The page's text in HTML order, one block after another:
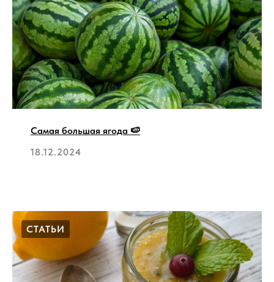
Самая большая ягода 🍉
18.12.2024
СТАТЬИ